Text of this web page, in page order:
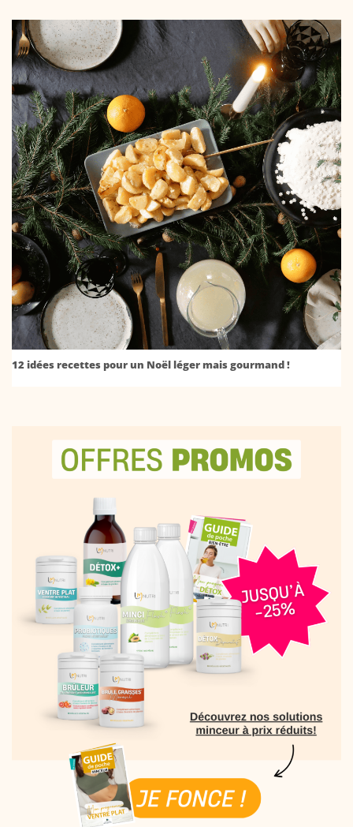
12 idées recettes pour un Noël léger mais gourmand !